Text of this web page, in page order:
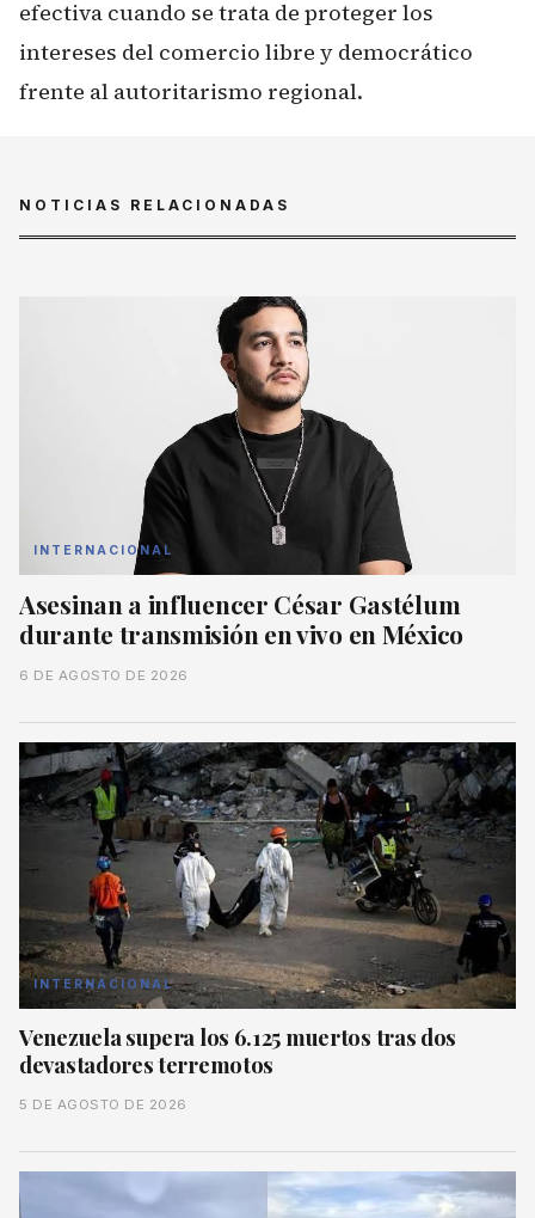
efectiva cuando se trata de proteger los
intereses del comercio libre y democrático
frente al autoritarismo regional.
NOTICIAS RELACIONADAS
INTERNACIONAL
Asesinan a influencer César Gastélum
durante transmisión en vivo en México
6 DE AGOSTO DE 2026
INTERNACIONAL
Venezuela supera los 6.125 muertos tras dos
devastadores terremotos
5 DE AGOSTO DE 2026